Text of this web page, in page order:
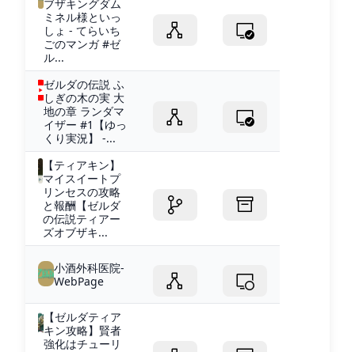
ブザキングダム
ミネル様といっ
しょ - てらいち
ごのマンガ #ゼ
ル...
ゼルダの伝説 ふ
しぎの木の実 大
地の章 ランダマ
イザー #1【ゆっ
くり実況】 -...
【ティアキン】
マイスイートプ
リンセスの攻略
と報酬【ゼルダ
の伝説ティアー
ズオブザキ...
小酒外科医院-
WebPage
【ゼルダティア
キン攻略】賢者
強化はチューリ